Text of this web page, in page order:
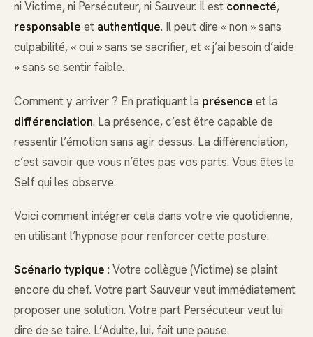
ni Victime, ni Persécuteur, ni Sauveur. Il est connecté,
responsable et authentique. Il peut dire « non » sans
culpabilité, « oui » sans se sacrifier, et « j’ai besoin d’aide
» sans se sentir faible.
Comment y arriver ? En pratiquant la présence et la
différenciation. La présence, c’est être capable de
ressentir l’émotion sans agir dessus. La différenciation,
c’est savoir que vous n’êtes pas vos parts. Vous êtes le
Self qui les observe.
Voici comment intégrer cela dans votre vie quotidienne,
en utilisant l’hypnose pour renforcer cette posture.
Scénario typique : Votre collègue (Victime) se plaint
encore du chef. Votre part Sauveur veut immédiatement
proposer une solution. Votre part Persécuteur veut lui
dire de se taire. L’Adulte, lui, fait une pause.